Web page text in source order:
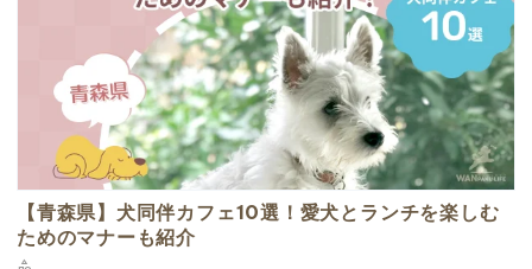
【青森県】犬同伴カフェ10選！愛犬とランチを楽しむ
ためのマナーも紹介